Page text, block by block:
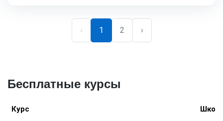
‹ 1 2 ›
Бесплатные курсы
Курс